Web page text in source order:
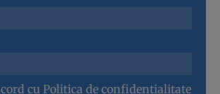
cu Politica de confidentialitate